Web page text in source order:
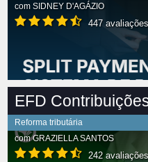
com SIDNEY D'AGÁZIO
447 avaliações
EFD
Reforma tributária
comGRAZIELLA SANTOS
242 avaliações